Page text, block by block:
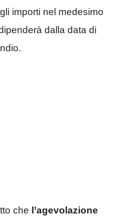
importi nel medesimo
dalla data di
che l’agevolazione